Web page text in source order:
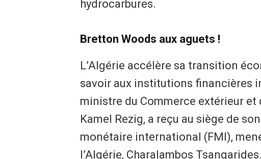
hydrocarbures.
Bretton Woods aux aguets !
L’Algérie accélère sa transition
savoir aux institutions financières
ministre du Commerce extérieur
Kamel Rezig, a reçu au siège de
monétaire international (FMI),
l’Algérie, Charalambos